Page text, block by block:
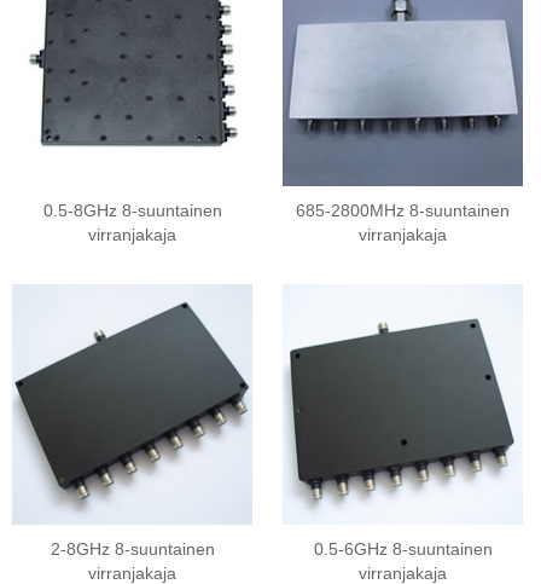
0.5-8GHz 8-suuntainen
virranjakaja
685-2800MHz 8-suuntainen
virranjakaja
2-8GHz 8-suuntainen
virranjakaja
0.5-6GHz 8-suuntainen
virranjakaja